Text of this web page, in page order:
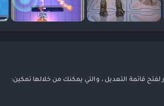
لفتح قائمة التعديل ، والتي يمكنك من خلالها تمكين: